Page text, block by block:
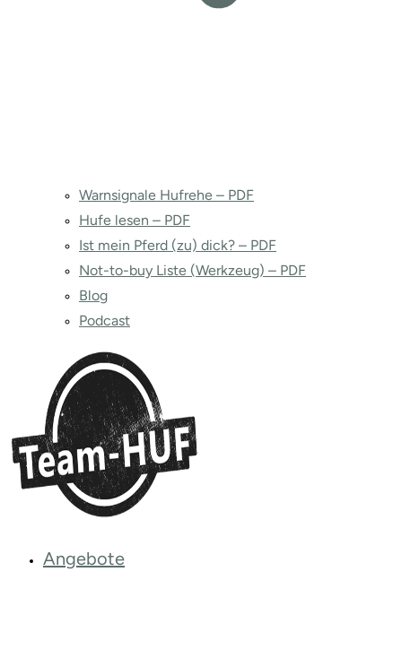
Warnsignale Hufrehe – PDF
Hufe lesen – PDF
Ist mein Pferd (zu) dick? – PDF
Not-to-buy Liste (Werkzeug) – PDF
Blog
Podcast
Angebote